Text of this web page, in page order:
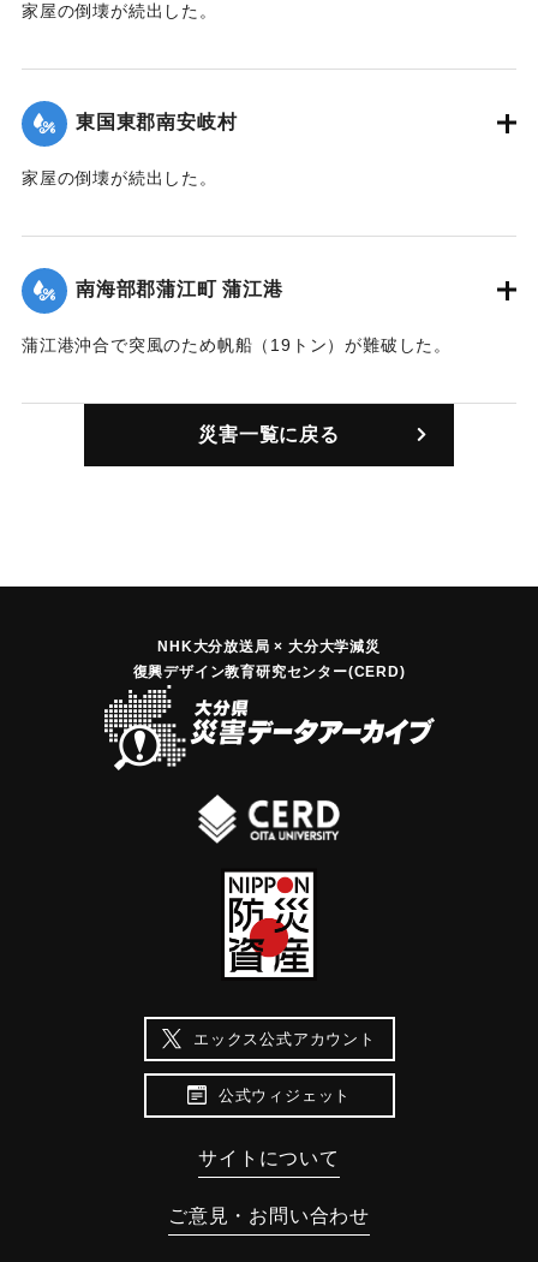
家屋の倒壊が続出した。
｜固有コード:00272003
東国東郡南安岐村
家屋の倒壊が続出した。
｜固有コード:00272004
南海部郡蒲江町 蒲江港
蒲江港沖合で突風のため帆船（19トン）が難破した。
｜固有コード:00272005
災害一覧に戻る
NHK大分放送局 × 大分大学減災
復興デザイン教育研究センター(CERD)
エックス公式アカウント
公式ウィジェット
サイトについて
ご意見・お問い合わせ